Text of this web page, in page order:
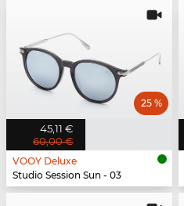
45,11 €
60,00 €
25 %
VOOY Deluxe
Studio Session Sun - 03